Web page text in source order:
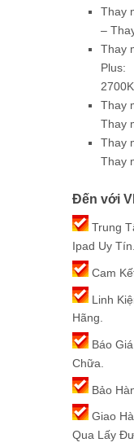
Thay
–
Thay
Plus:
2700K
Thay
Thay
Thay
Thay
Đến với
Trung
Ipad Uy Tín.
Cam
Linh
Hãng.
Báo
Chữa.
Bảo
Giao
Qua Lấy